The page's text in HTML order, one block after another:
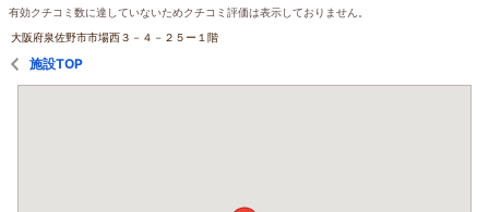
有効クチコミ数に達していないためクチコミ評価は表示しておりません。
大阪府泉佐野市市場西３－４－２５ー１階
施設TOP